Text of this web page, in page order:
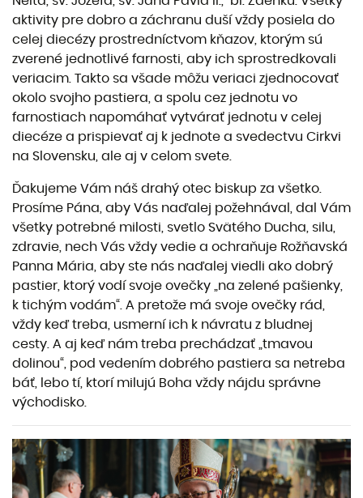
aktivity pre dobro a záchranu duší vždy posiela do
celej diecézy prostredníctvom kňazov, ktorým sú
zverené jednotlivé farnosti, aby ich sprostredkovali
veriacim. Takto sa všade môžu veriaci zjednocovať
okolo svojho pastiera, a spolu cez jednotu vo
farnostiach napomáhať vytvárať jednotu v celej
diecéze a prispievať aj k jednote a svedectvu Cirkvi
na Slovensku, ale aj v celom svete.
Ďakujeme Vám náš drahý otec biskup za všetko.
Prosíme Pána, aby Vás naďalej požehnával, dal Vám
všetky potrebné milosti, svetlo Svätého Ducha, silu,
zdravie, nech Vás vždy vedie a ochraňuje Rožňavská
Panna Mária, aby ste nás naďalej viedli ako dobrý
pastier, ktorý vodí svoje ovečky „na zelené pašienky,
k tichým vodám“. A pretože má svoje ovečky rád,
vždy keď treba, usmerní ich k návratu z bludnej
cesty. A aj keď nám treba prechádzať „tmavou
dolinou“, pod vedením dobrého pastiera sa netreba
báť, lebo tí, ktorí milujú Boha vždy nájdu správne
východisko.